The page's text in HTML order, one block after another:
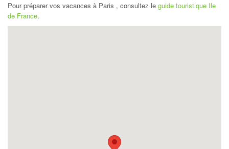
Pour préparer vos vacances à Paris , consultez le guide touristique Ile
de France.